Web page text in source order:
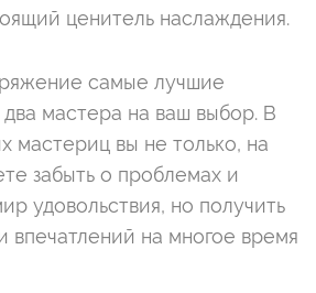
ценитель наслаждения.
самые лучшие
мастера на ваш выбор. В
мастериц вы не только, на
забыть о проблемах и
удовольствия, но получить
впечатлений на многое время